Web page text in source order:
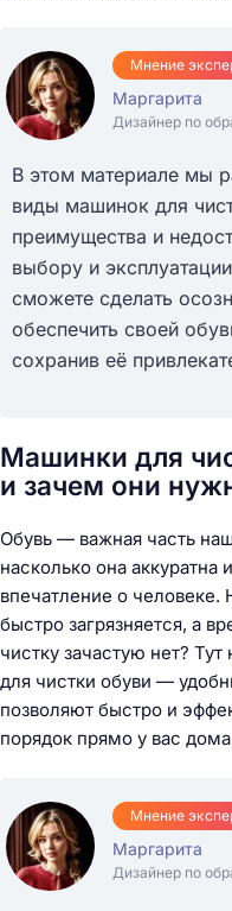
Мнение
Маргарита
Дизайнер по
В этом материале мы
виды машинок для
преимущества и
выбору и
сможете сделать
обеспечить своей
сохранив её
Машинки для
и зачем они
Обувь — важная часть
насколько она аккуратна
впечатление о человеке.
быстро загрязняется, а
чистку зачастую нет?
для чистки обуви —
позволяют быстро и
порядок прямо у вас
Мнение
Маргарита
Дизайнер по